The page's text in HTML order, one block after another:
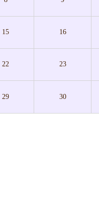
15 16
22 23
29 30